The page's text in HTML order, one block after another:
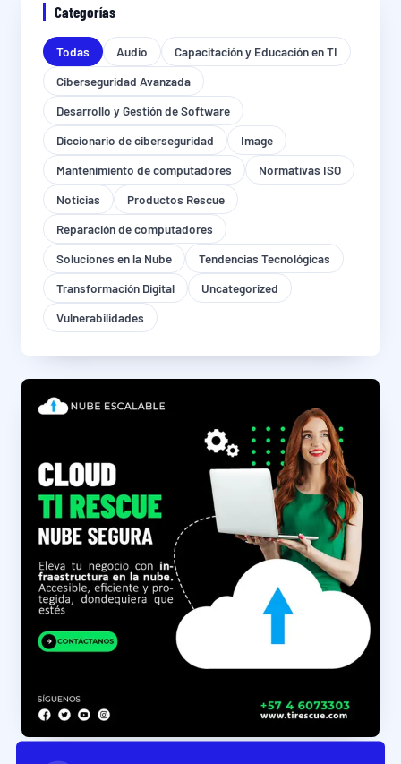
Categorías
Todas Audio
Capacitación y Educación en TI
Ciberseguridad Avanzada
Desarrollo y Gestión de Software
Diccionario de ciberseguridad
Image
Mantenimiento de computadores
Normativas ISO
Noticias
Productos Rescue
Reparación de computadores
Soluciones en la Nube
Tendencias Tecnológicas
Transformación Digital
Uncategorized
Vulnerabilidades